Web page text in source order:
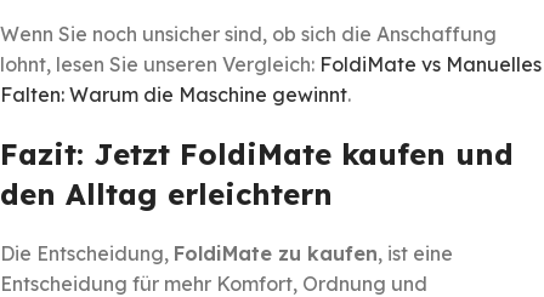
Wenn Sie noch unsicher sind, ob sich die Anschaffung
lohnt, lesen Sie unseren Vergleich: FoldiMate vs Manuelles
Falten: Warum die Maschine gewinnt.
Fazit: Jetzt FoldiMate kaufen und
den Alltag erleichtern
Die Entscheidung, FoldiMate zu kaufen, ist eine
Entscheidung für mehr Komfort, Ordnung und